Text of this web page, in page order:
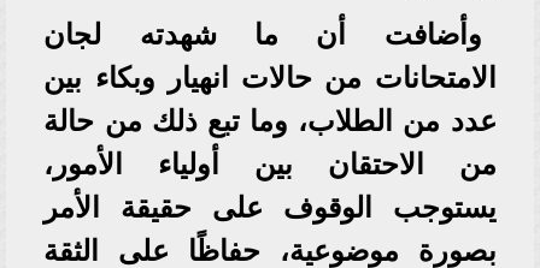
وأضافت أن ما شهدته لجان
الامتحانات من حالات انهيار وبكاء بين
عدد من الطلاب، وما تبع ذلك من حالة
من الاحتقان بين أولياء الأمور،
يستوجب الوقوف على حقيقة الأمر
بصورة موضوعية، حفاظًا على الثقة